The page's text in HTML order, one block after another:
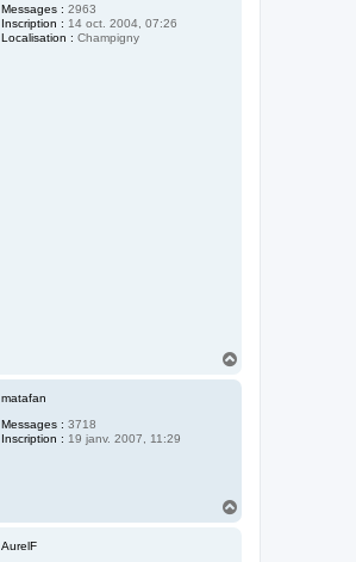
Messages : 2963
Inscription : 14 oct. 2004, 07:26
Localisation : Champigny
matafan
Messages : 3718
Inscription : 19 janv. 2007, 11:29
AurelF